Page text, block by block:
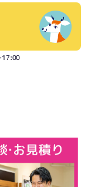
17:00